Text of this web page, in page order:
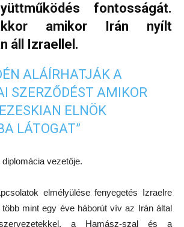
fontosságát.
amikor Irán nyílt
áll Izraellel.
ALÁÍRHATJÁK A
SZERZŐDÉST AMIKOR
ELNÖK
LÁTOGAT”
vezetője.
elmélyülése fenyegetés Izraelre
mint egy éve háborút vív az Irán által
a Hamász-szal és a